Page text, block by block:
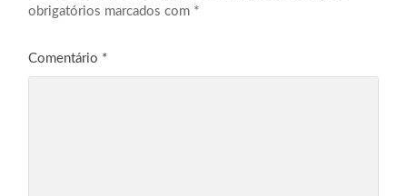
obrigatórios marcados com *
Comentário *